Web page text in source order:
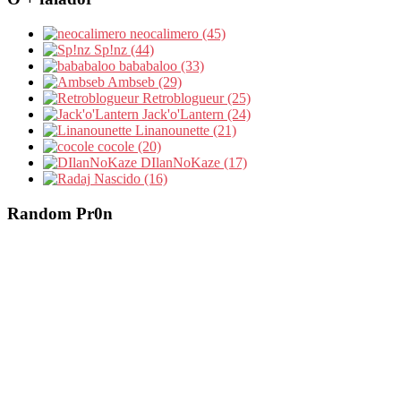
neocalimero (45)
Sp!nz (44)
bababaloo (33)
Ambseb (29)
Retroblogueur (25)
Jack'o'Lantern (24)
Linanounette (21)
cocole (20)
DIlanNoKaze (17)
Nascido (16)
Random Pr0n